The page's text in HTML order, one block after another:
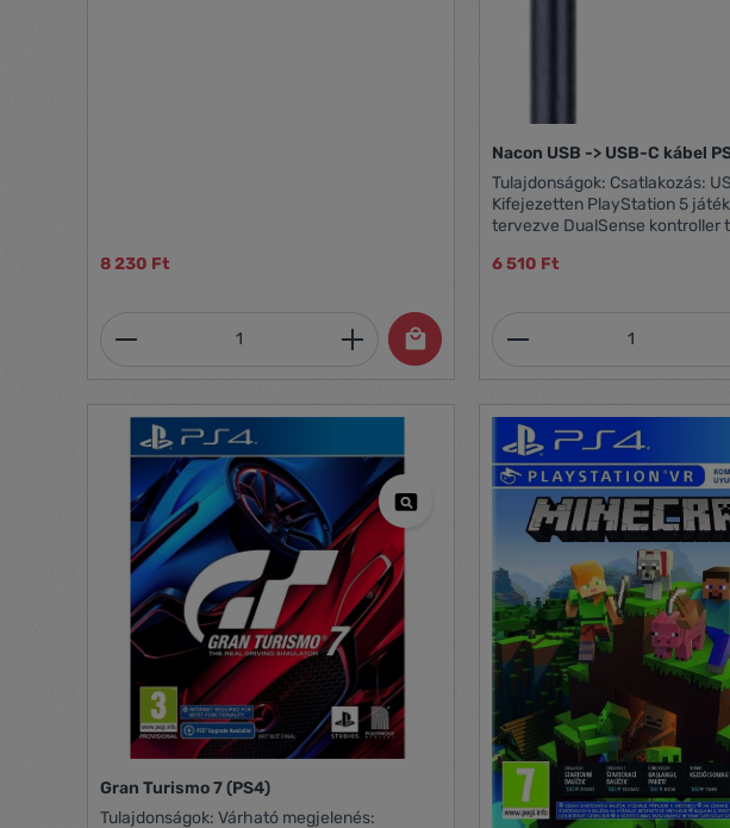
8 230 Ft
Termékmennyiség: Adja meg a kívánt
Nacon USB -> USB-C kábel
Tulajdonságok: Csatlakozás: USB-A, USB-C
Kifejezetten PlayStation 5
tervezve DualSense kontroller
kiegészítők csatlakoztatására
6 510 Ft
Gran Turismo 7 (PS4)
Tulajdonságok: Várható megjelenés: